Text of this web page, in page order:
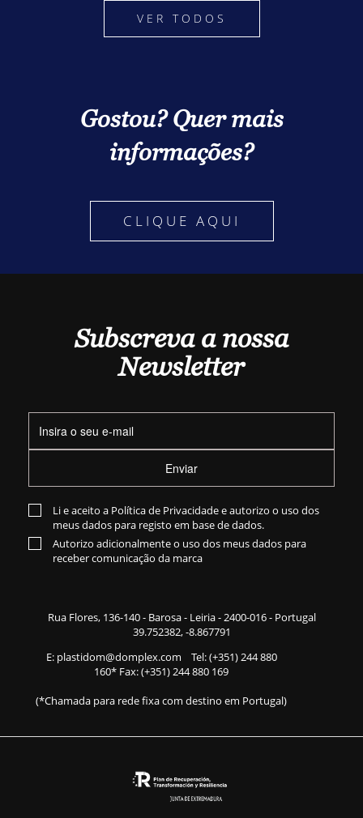
VER TODOS
Gostou? Quer mais
informações?
CLIQUE AQUI
Subscreva a nossa
Newsletter
Enviar
Li e aceito a Política de Privacidadee autorizo o uso dos
meus dados para registo em base de dados.
Autorizo adicionalmente o uso dos meus dados para
receber comunicação da marca
Rua Flores, 136-140- Barosa - Leiria - 2400-016 - Portugal
39.752382, -8.867791
E: plastidom@domplex.com Tel:(+351) 244 880
160* Fax: (+351) 244 880 169
(*Chamada para rede fixa com destino em Portugal)